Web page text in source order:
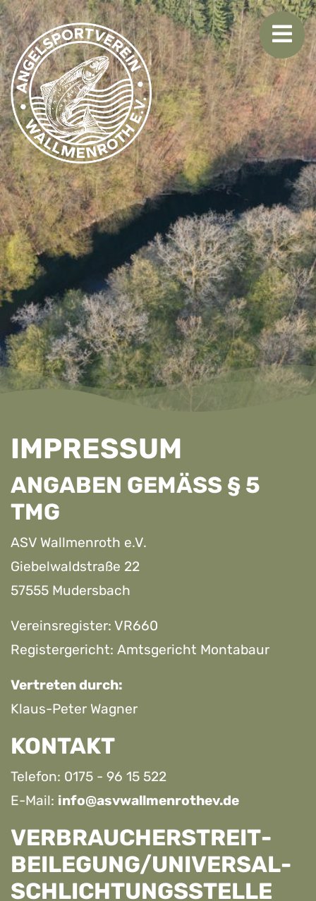
IMPRESSUM
ANGABEN GEMÄSS § 5 T
MG
ASV Wallmenroth e.V.
Giebelwaldstraße 22
57555 Mudersbach
Vereinsregister: VR660
Registergericht: Amtsgericht Montabaur
Vertreten durch:
Klaus-Peter Wagner
KONTAKT
Telefon: 0175 - 96 15 522
E-Mail: info@asvwallmenrothev.de
VERBRAUCHER­STREIT­
BEILEGUNG/UNIVERSAL­
SCHLICHTUNGS­STELLE